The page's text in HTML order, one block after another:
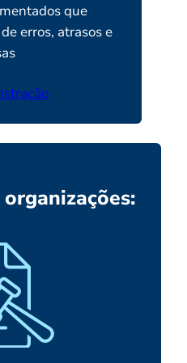
que
erros, atrasos e